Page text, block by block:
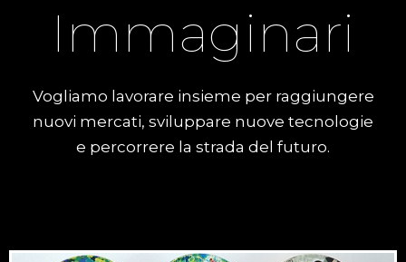
Immaginari
Vogliamo lavorare insieme per raggiungere
nuovi mercati, sviluppare nuove tecnologie
e percorrere la strada del futuro.